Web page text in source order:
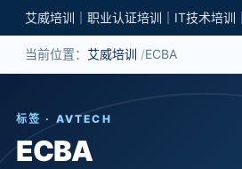
当前位置： 艾威培训 ECBA
标签 · AVTECH
ECBA